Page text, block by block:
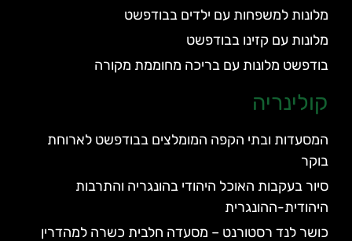
מלונות למשפחות עם ילדים בבודפשט
מלונות עם קזינו בבודפשט
בודפשט מלונות עם בריכה מחוממת מקורה
קולינריה
המסעדות ובתי הקפה המומלצים בבודפשט לארוחת
בוקר
סיור בעקבות האוכל היהודי בהונגריה והתרבות
היהודית-ההונגרית
כושר לנד רסטורנט – מסעדה חלבית כשרה למהדרין